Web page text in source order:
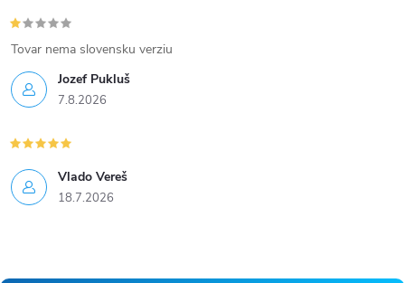
Jozef Pukluš
7.8.2026
Tovar nema slovensku verziu
Vlado Vereš
18.7.2026